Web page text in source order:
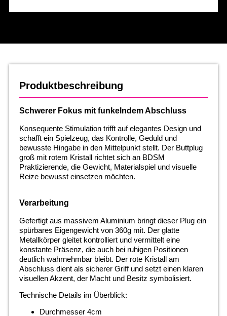
Produktbeschreibung
Schwerer Fokus mit funkelndem Abschluss
Konsequente Stimulation trifft auf elegantes Design und
schafft ein Spielzeug, das Kontrolle, Geduld und
bewusste Hingabe in den Mittelpunkt stellt. Der Buttplug
groß mit rotem Kristall richtet sich an BDSM
Praktizierende, die Gewicht, Materialspiel und visuelle
Reize bewusst einsetzen möchten.
Verarbeitung
Gefertigt aus massivem Aluminium bringt dieser Plug ein
spürbares Eigengewicht von 360g mit. Der glatte
Metallkörper gleitet kontrolliert und vermittelt eine
konstante Präsenz, die auch bei ruhigen Positionen
deutlich wahrnehmbar bleibt. Der rote Kristall am
Abschluss dient als sicherer Griff und setzt einen klaren
visuellen Akzent, der Macht und Besitz symbolisiert.
Technische Details im Überblick:
Durchmesser 4cm